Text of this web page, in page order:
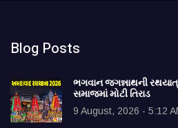
Blog Posts
ભગવાન જગન્નાથની
સમાજમાં મોટી તિરાડ
9 August, 2026 - 5:12